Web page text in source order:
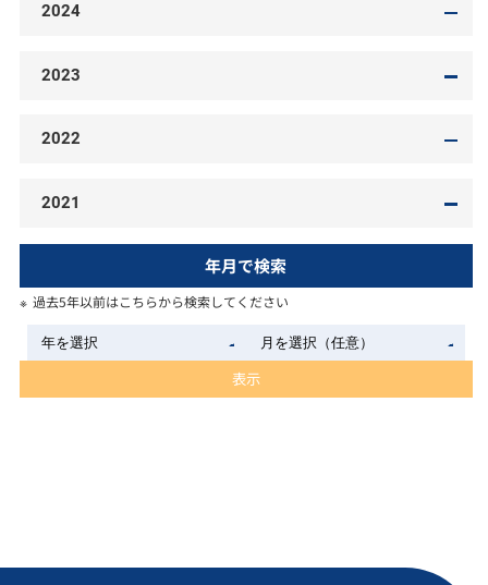
2024
2023
2022
2021
年月で検索
過去5年以前はこちらから検索してください
表示